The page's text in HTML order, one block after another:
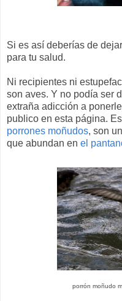
Si es así deberías de
para tu salud.
Ni recipientes ni
son aves. Y no podía ser
extraña adicción a
publico en esta página.
porrones moñudos, son
que abundan en el
porrón moñudo